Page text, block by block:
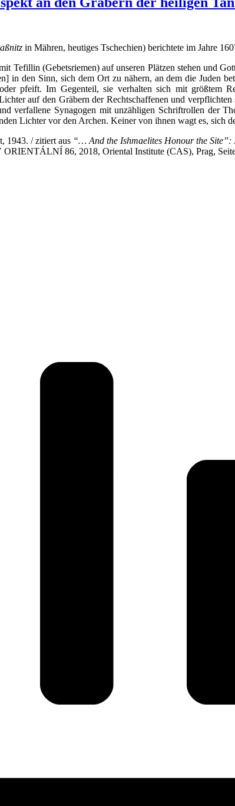
in Mähren, heutiges Tschechien) berichtete im Jahre
Tefillin (Gebetsriemen) auf unseren Plätzen stehen und
in den Sinn, sich dem Ort zu nähern, an dem die Juden
pfeift. Im Gegenteil, sie verhalten sich mit größtem
auf den Gräbern der Rechtschaffenen und
verfallene Synagogen mit unzähligen Schriftrollen der
Lichter vor den Archen. Keiner von ihnen wagt es, sich
1943. / zitiert aus “… And the Ishmaelites Honour the Site”:
86, 2018, Oriental Institute (CAS), Prag,